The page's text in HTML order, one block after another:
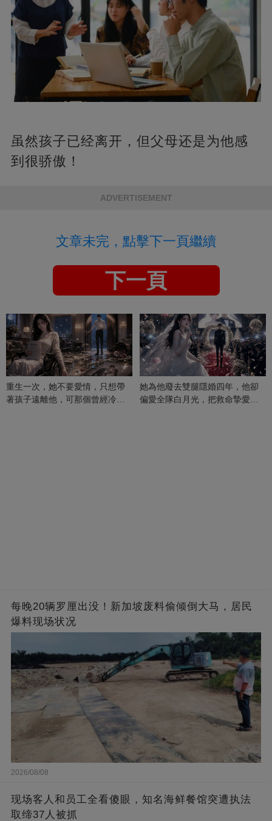
虽然孩子已经离开，但父母还是为他感
到很骄傲！
ADVERTISEMENT
文章未完，點擊下一頁繼續
下一頁
重生一次，她不要愛情，只想帶
著孩子遠離他，可那個曾經冷漠
她為他廢去雙腿隱婚四年，他卻
偏愛全隊白月光，把救命摯愛當
每晚20辆罗厘出没！新加坡废料偷倾倒大马，居民
爆料现场状况
2026/08/08
现场客人和员工全看傻眼，知名海鲜餐馆突遭执法
取缔37人被抓